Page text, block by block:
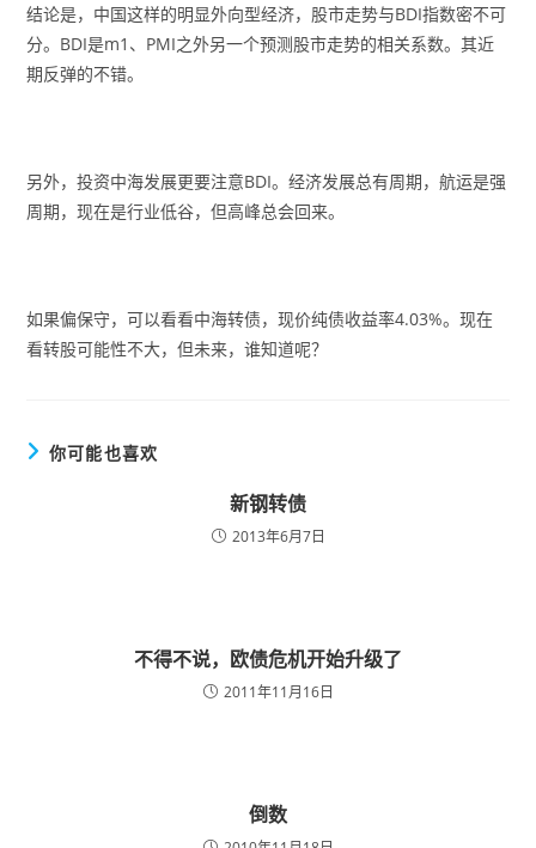
结论是，中国这样的明显外向型经济，股市走势与BDI指数密不可
分。BDI是m1、PMI之外另一个预测股市走势的相关系数。其近
期反弹的不错。
另外，投资中海发展更要注意BDI。经济发展总有周期，航运是强
周期，现在是行业低谷，但高峰总会回来。
如果偏保守，可以看看中海转债，现价纯债收益率4.03%。现在
看转股可能性不大，但未来，谁知道呢？
你可能也喜欢
新钢转债
2013年6月7日
不得不说，欧债危机开始升级了
2011年11月16日
倒数